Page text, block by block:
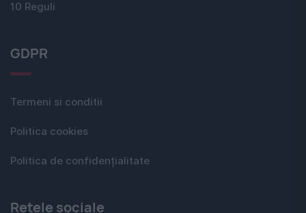
10 Reguli
GDPR
Termeni si conditii
Politica cookies
Politica de confidențialitate
Rețele sociale